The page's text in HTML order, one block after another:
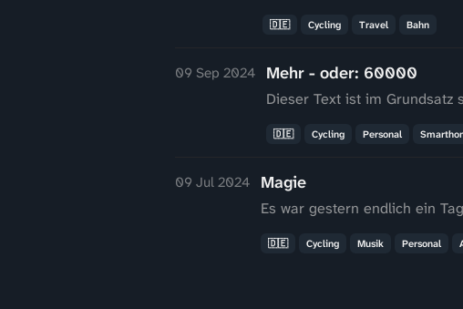
🇩🇪 Cycling Travel Bahn
09 Sep 2024 Mehr - oder: 60000
Dieser Text ist im Grundsatz
🇩🇪 Cycling Personal
09 Jul 2024 Magie
Es war gestern endlich ein
🇩🇪 Cycling Musik Personal